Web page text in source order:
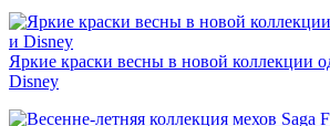
Яркие краски весны в новой коллекции
Disney